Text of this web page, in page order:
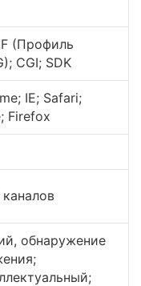
(Профиль
CGI; SDK
IE; Safari;
Firefox
обнаружение